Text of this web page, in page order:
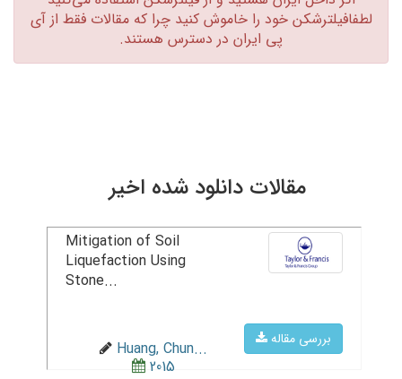
لطفافیلترشکن خود را خاموش کنید چرا که مقالات فقط از آی
پی ایران در دسترس هستند.‏
مقالات دانلود شده اخیر
بررسی مقاله
Mitigation of Soil
Liquefaction Using
Stone...
Huang, Chun...
2015